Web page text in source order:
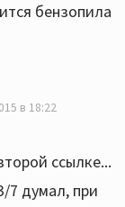
бензопила
в 18:22
ссылке...
7 думал, при